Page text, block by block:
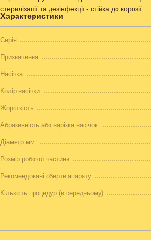
стерилізації та дезінфекції - стійка до корозії
Характеристики
Серія
Призначення
Насічка
Колір насічки
Жорсткість
Абразивність або нарізка насічок
Діаметр мм.
Розмір робочої частини
Рекомендовані оберти апарату
Кількість процедур (в середньому)